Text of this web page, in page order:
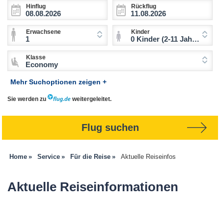
Hinflug Rückflug
Erwachsene
1
Kinder
0 Kinder (2-11 Jahre)
Klasse
Economy
Mehr Suchoptionen zeigen +
Sie werden zu weitergeleitet.
Flug suchen
Home Service Für die Reise Aktuelle Reiseinfos
Aktuelle Reiseinformationen